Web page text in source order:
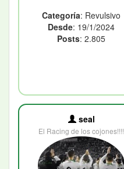
Categoría: Revulsivo
Desde: 19/1/2024
Posts: 2.805
seal
El Racing de los cojones!!!!